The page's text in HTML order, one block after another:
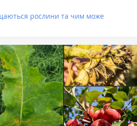
рослини та чим може